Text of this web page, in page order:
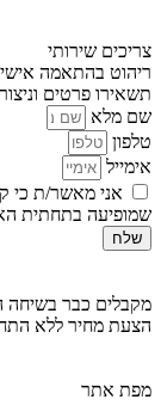
צריכים שירותי
ריהוט בהתאמה
תשאירו פרטים
שם מלא
טלפון
אימייל
אני מאשר/ת כי
שמופיעה בתחתית
שלח
מקבלים כבר בשיחה
הצעת מחיר ללא
מפת אתר